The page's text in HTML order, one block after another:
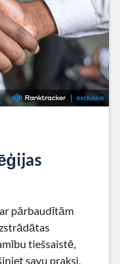
pārbaudītām
tiešsaistē,
savu praksi,